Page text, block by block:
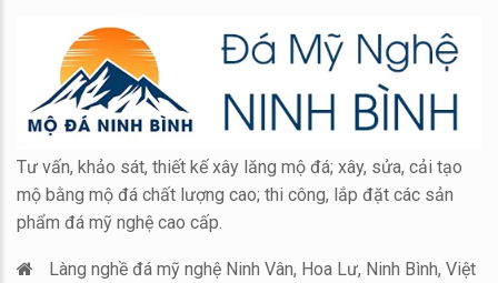
Tư vấn, khảo sát, thiết kế xây lăng mộ đá; xây, sửa, cải tạo
mộ bằng mộ đá chất lượng cao; thi công, lắp đặt các sản
phẩm đá mỹ nghệ cao cấp.
Làng nghề đá mỹ nghệ Ninh Vân, Hoa Lư, Ninh Bình, Việt